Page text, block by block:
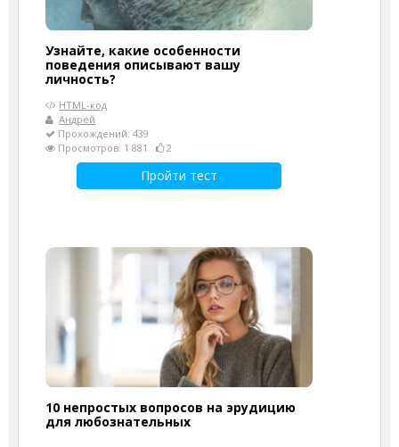
Узнайте, какие особенности
поведения описывают вашу
личность?
HTML-код
Андрей
Прохождений: 439
Просмотров: 1 881
2
Пройти тест
10 непростых вопросов на эрудицию
для любознательных